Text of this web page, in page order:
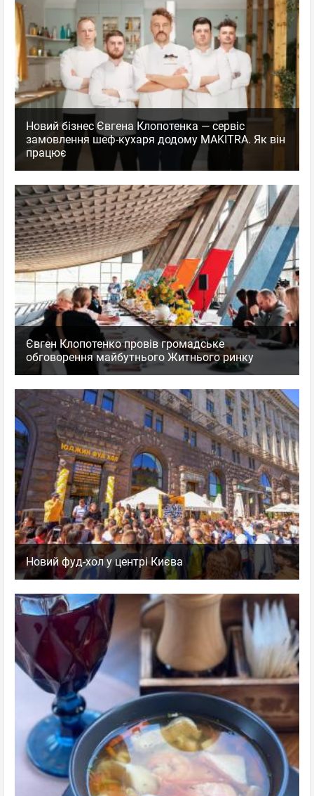
Новий бізнес Євгена Клопотенка — сервіс
замовлення шеф-кухаря додому MAKITRA. Як він
працює
Євген Клопотенко провів громадське
обговорення майбутнього Житнього ринку
Новий фуд-хол у центрі Києва